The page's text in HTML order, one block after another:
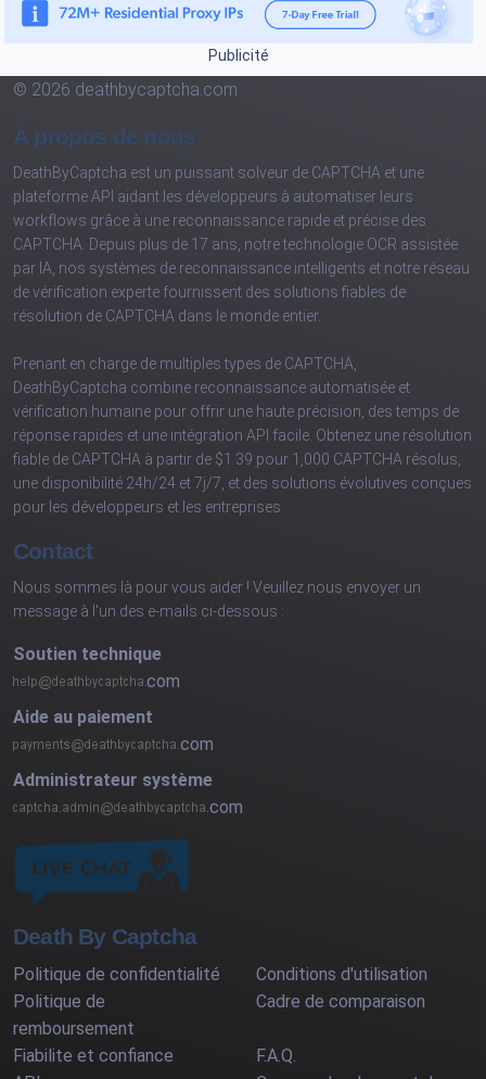
Publicité
© 2026 deathbycaptcha.com
À propos de nous
DeathByCaptcha est un puissant solveur de CAPTCHA et une
plateforme API aidant les développeurs à automatiser leurs
workflows grâce à une reconnaissance rapide et précise des
CAPTCHA. Depuis plus de 17 ans, notre technologie OCR assistée
par IA, nos systèmes de reconnaissance intelligents et notre réseau
de vérification experte fournissent des solutions fiables de
résolution de CAPTCHA dans le monde entier.
Prenant en charge de multiples types de CAPTCHA,
DeathByCaptcha combine reconnaissance automatisée et
vérification humaine pour offrir une haute précision, des temps de
réponse rapides et une intégration API facile. Obtenez une résolution
fiable de CAPTCHA à partir de $1.39 pour 1,000 CAPTCHA résolus,
une disponibilité 24h/24 et 7j/7, et des solutions évolutives conçues
pour les développeurs et les entreprises.
Contact
Nous sommes là pour vous aider ! Veuillez nous envoyer un
message à l'un des e-mails ci-dessous :
Soutien technique
com
Aide au paiement
com
Administrateur système
com
Death By Captcha
Politique de confidentialité
Conditions d'utilisation
Politique de
remboursement
Cadre de comparaison
Fiabilite et confiance
F.A.Q.